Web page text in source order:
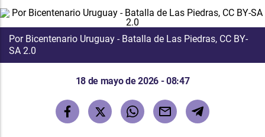
Por Bicentenario Uruguay - Batalla de Las Piedras, CC BY-
SA 2.0
18 de mayo de 2026 - 08:47